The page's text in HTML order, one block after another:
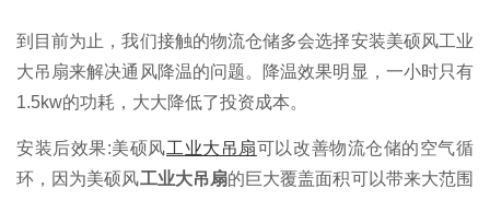
到目前为止，我们接触的物流仓储多会选择安装美硕风工业
大吊扇来解决通风降温的问题。降温效果明显，一小时只有
1.5kw的功耗，大大降低了投资成本。
安装后效果:美硕风工业大吊扇可以改善物流仓储的空气循
环，因为美硕风工业大吊扇的巨大覆盖面积可以带来大范围